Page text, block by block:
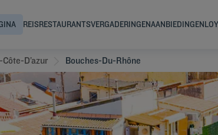
REISRESTAURANTSVERGADERINGENAANBIEDINGEN
D’azur Bouches-Du-Rhône